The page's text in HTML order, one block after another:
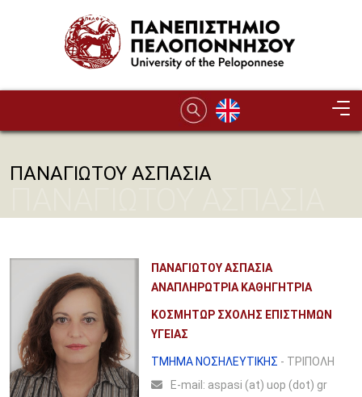
ΠΑΝΑΓΙΩΤΟΥ ΑΣΠΑΣΙΑ
ΠΑΝΑΓΙΩΤΟΥ ΑΣΠΑΣΙΑ
ΑΝΑΠΛΗΡΩΤΡΙΑ ΚΑΘΗΓΗΤΡΙΑ
ΚΟΣΜΗΤΩΡ ΣΧΟΛΗΣ ΕΠΙΣΤΗΜΩΝ
ΥΓΕΙΑΣ
ΤΜΗΜΑ ΝΟΣΗΛΕΥΤΙΚΗΣ - ΤΡΙΠΟΛΗ
Ε-mail: aspasi (at) uop (dot) gr